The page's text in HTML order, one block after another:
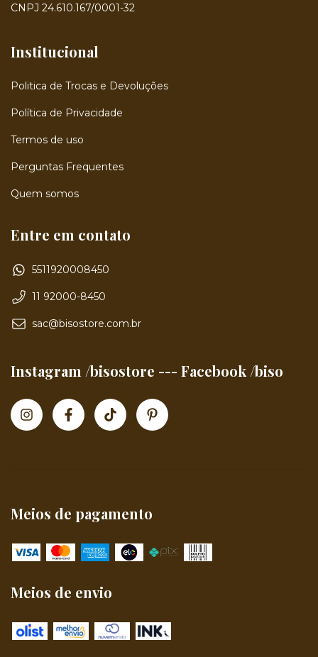
CNPJ 24.610.167/0001-32
Institucional
Politica de Trocas e Devoluções
Política de Privacidade
Termos de uso
Perguntas Frequentes
Quem somos
Entre em contato
5511920008450
11 92000-8450
sac@bisostore.com.br
Instagram /bisostore --- Facebook /biso
Meios de pagamento
Meios de envio